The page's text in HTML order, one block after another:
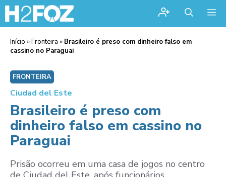
Início »Fronteira » Brasileiro é preso com dinheiro falso em
cassino no Paraguai
FRONTEIRA
Ciudad del Este
Brasileiro é preso com
dinheiro falso em cassino no
Paraguai
Prisão ocorreu em uma casa de jogos no centro